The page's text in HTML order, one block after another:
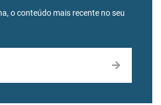
o conteúdo mais recente no seu